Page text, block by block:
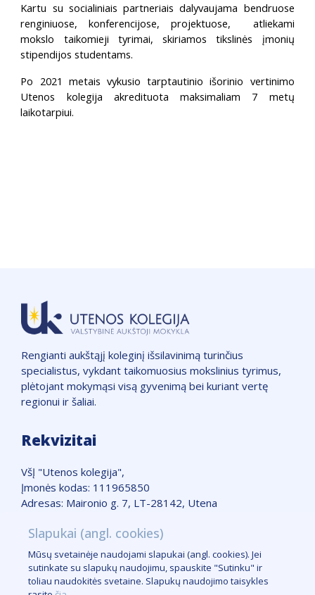
Kartu su socialiniais partneriais dalyvaujama bendruose
renginiuose, konferencijose, projektuose, atliekami
mokslo taikomieji tyrimai, skiriamos tikslinės įmonių
stipendijos studentams.
Po 2021 metais vykusio tarptautinio išorinio vertinimo
Utenos kolegija akredituota maksimaliam 7 metų
laikotarpiui.
Rengianti aukštąjį koleginį išsilavinimą turinčius
specialistus, vykdant taikomuosius mokslinius tyrimus,
plėtojant mokymąsi visą gyvenimą bei kuriant vertę
regionui ir šaliai.
Rekvizitai
VšĮ "Utenos kolegija",
Įmonės kodas: 111965850
Adresas: Maironio g. 7, LT-28142, Utena
Žemėlapis
Slapukų taisyklės
Logotipas
Kontaktai žiniasklaidai
Slapukai (angl. cookies)
Mūsų svetainėje naudojami slapukai (angl. cookies). Jei
sutinkate su slapukų naudojimu, spauskite "Sutinku" ir
toliau naudokitės svetaine. Slapukų naudojimo taisykles